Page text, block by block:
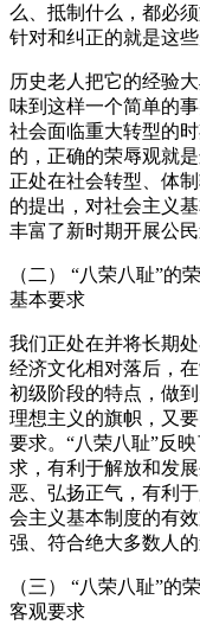
么、抵制什么，都必
针对和纠正的就是这
历史老人把它的经验
味到这样一个简单的
社会面临重大转型的
的，正确的荣辱观就
正处在社会转型、体
的提出，对社会主义
丰富了新时期开展公
（二） “八荣八耻”的
基本要求
我们正处在并将长期
经济文化相对落后，
初级阶段的特点，做
理想主义的旗帜，又
要求。“八荣八耻”反
求，有利于解放和发
恶、弘扬正气，有利
会主义基本制度的有
强、符合绝大多数人
（三） “八荣八耻”的
客观要求